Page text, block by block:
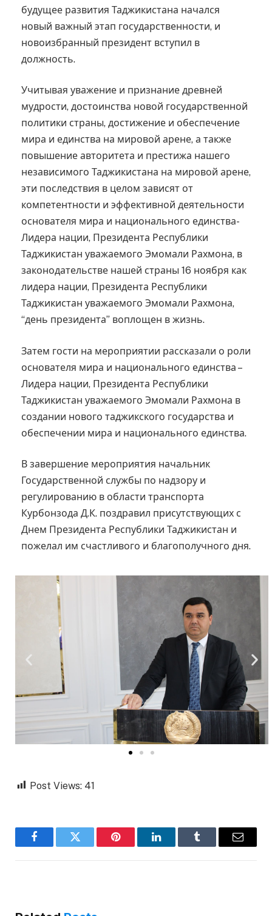
будущее развития Таджикистана начался
новый важный этап государственности, и
новоизбранный президент вступил в
должность.
Учитывая уважение и признание древней
мудрости, достоинства новой государственной
политики страны, достижение и обеспечение
мира и единства на мировой арене, а также
повышение авторитета и престижа нашего
независимого Таджикистана на мировой арене,
эти последствия в целом зависят от
компетентности и эффективной деятельности
основателя мира и национального единства-
Лидера нации, Президента Республики
Таджикистан уважаемого Эмомали Рахмона, в
законодательстве нашей страны 16 ноября как
лидера нации, Президента Республики
Таджикистан уважаемого Эмомали Рахмона,
“день президента” воплощен в жизнь.
Затем гости на мероприятии рассказали о роли
основателя мира и национального единства –
Лидера нации, Президента Республики
Таджикистан уважаемого Эмомали Рахмона в
создании нового таджикского государства и
обеспечении мира и национального единства.
В завершение мероприятия начальник
Государственной службы по надзору и
регулированию в области транспорта
Курбонзода Д.К. поздравил присутствующих с
Днем Президента Республики Таджикистан и
пожелал им счастливого и благополучного дня.
Post Views: 41
FacebookTwitter Pinterest LinkedInTumblr Email